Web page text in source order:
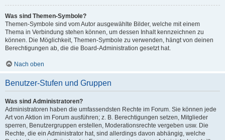
Was sind Themen-Symbole?
Themen-Symbole sind vom Autor ausgewählte Bilder, welche mit einem
Thema in Verbindung stehen können, um dessen Inhalt kennzeichnen zu
können. Die Möglichkeit, Themen-Symbole zu verwenden, hängt von deinen
Berechtigungen ab, die die Board-Administration gesetzt hat.
Nach oben
Benutzer-Stufen und Gruppen
Was sind Administratoren?
Administratoren haben die umfassendsten Rechte im Forum. Sie können jede
Art von Aktion im Forum ausführen; z. B. Berechtigungen setzen, Mitglieder
sperren, Benutzergruppen erstellen, Moderationsrechte vergeben usw. Die
Rechte, die ein Administrator hat, sind allerdings davon abhängig, welche